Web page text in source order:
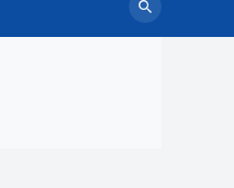
Search